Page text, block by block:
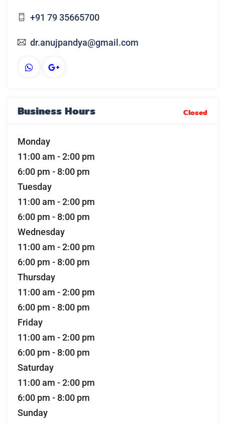
+91 79 35665700
dr.anujpandya@gmail.com
Business Hours Closed
Monday
11:00 am -2:00 pm
6:00 pm - 8:00 pm
Tuesday
11:00 am -2:00 pm
6:00 pm - 8:00 pm
Wednesday
11:00 am -2:00 pm
6:00 pm - 8:00 pm
Thursday
11:00 am -2:00 pm
6:00 pm - 8:00 pm
Friday
11:00 am -2:00 pm
6:00 pm - 8:00 pm
Saturday
11:00 am -2:00 pm
6:00 pm - 8:00 pm
Sunday